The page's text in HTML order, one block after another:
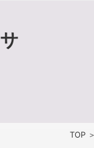
TOP＞